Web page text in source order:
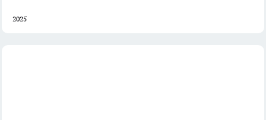
2025